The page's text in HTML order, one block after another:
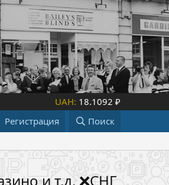
UAH: 18.1092 ₽
Регистрация Поиск
и т.д. ❌СНГ